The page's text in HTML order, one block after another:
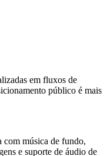
em fluxos de
público é mais
com música de fundo,
e suporte de áudio de